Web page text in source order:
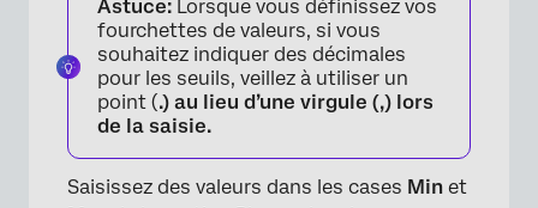
Astuce: Lorsque vous définissez vos
fourchettes de valeurs, si vous
souhaitez indiquer des décimales
pour les seuils, veillez à utiliser un
point (.) au lieu d’une virgule (,) lors
de la saisie.
Saisissez des valeurs dans les cases Min et